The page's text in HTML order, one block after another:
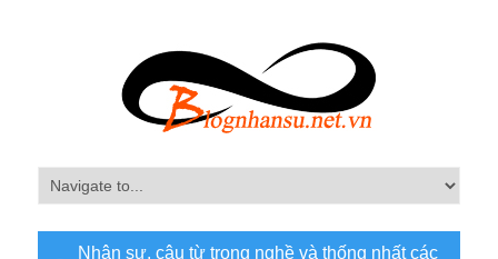
Nhân sự, câu từ trong nghề và thống nhất các